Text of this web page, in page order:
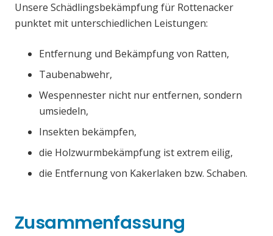
Unsere Schädlingsbekämpfung für Rottenacker
punktet mit unterschiedlichen Leistungen:
Entfernung und Bekämpfung von Ratten,
Taubenabwehr,
Wespennester nicht nur entfernen, sondern
umsiedeln,
Insekten bekämpfen,
die Holzwurmbekämpfung ist extrem eilig,
die Entfernung von Kakerlaken bzw. Schaben.
Zusammenfassung